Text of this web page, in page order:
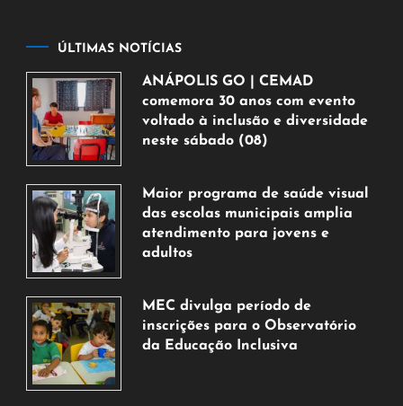
ÚLTIMAS NOTÍCIAS
ANÁPOLIS GO | CEMAD
comemora 30 anos com evento
voltado à inclusão e diversidade
neste sábado (08)
de
agosto
de
2026
Maior programa de saúde visual
das escolas municipais amplia
atendimento para jovens e
adultos
de
agosto
de
MEC divulga período de
inscrições para o Observatório
da Educação Inclusiva